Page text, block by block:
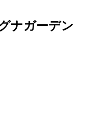
ナガーデン